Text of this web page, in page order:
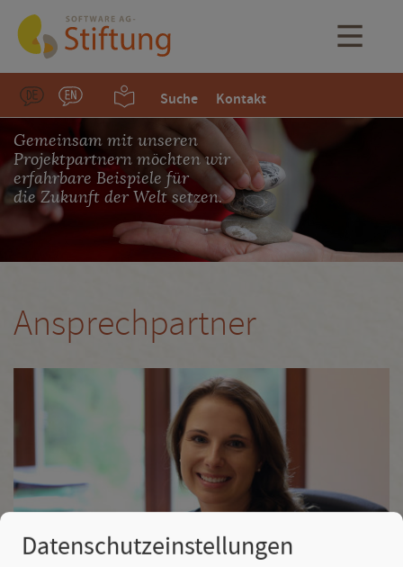
Suche Kontakt
Gemeinsam mit unseren
Projektpartnern möchten wir
erfahrbare Beispiele für
die Zukunft der Welt setzen.
Ansprechpartner
Datenschutzeinstellungen